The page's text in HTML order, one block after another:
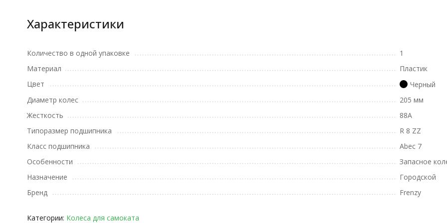
Характеристики
Количество в одной упаковке
1
Материал
Пластик
Цвет
Черный
Диаметр колес
205 мм
Жесткость
88A
Типоразмер подшипника
R 8 ZZ
Класс подшипника
Abec 7
Особенности
Запасное
Назначение
Городской
Бренд
Frenzy
Категории: Колеса для самоката